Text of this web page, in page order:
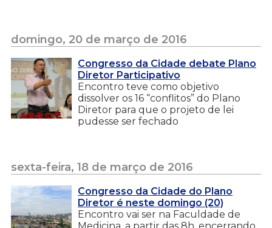
domingo, 20 de março de 2016
Congresso da Cidade debate Plano
Diretor Participativo
Encontro teve como objetivo
dissolver os 16 “conflitos” do Plano
Diretor para que o projeto de lei
pudesse ser fechado
sexta-feira, 18 de março de 2016
Congresso da Cidade do Plano
Diretor é neste domingo (20)
Encontro vai ser na Faculdade de
Medicina, a partir das 8h, encerrando